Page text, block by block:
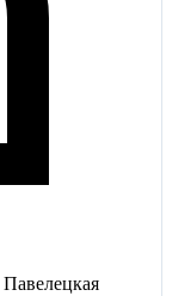
Павелецкая